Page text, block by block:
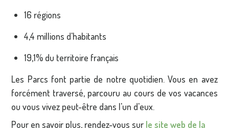
16 régions
4,4 millions d'habitants
19,1% du territoire français
Les Parcs font partie de notre quotidien. Vous en avez
forcément traversé, parcouru au cours de vos vacances
ou vous vivez peut-être dans l'un d'eux.
Pour en savoir plus, rendez-vous sur le site web de la